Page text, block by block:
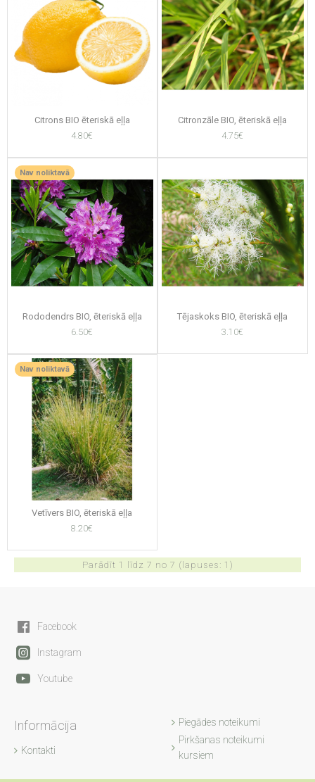
Citrons BIO ēteriskā eļļa
4.80€
Citronzāle BIO, ēteriskā eļļa
4.75€
Nav noliktavā
Rododendrs BIO, ēteriskā eļļa
6.50€
Tējaskoks BIO, ēteriskā eļļa
3.10€
Nav noliktavā
Vetīvers BIO, ēteriskā eļļa
8.20€
Parādīt 1 līdz 7 no 7 (lapuses: 1)
Facebook
Instagram
Youtube
Informācija
Kontakti
Piegādes noteikumi
Pirkšanas noteikumi
kursiem